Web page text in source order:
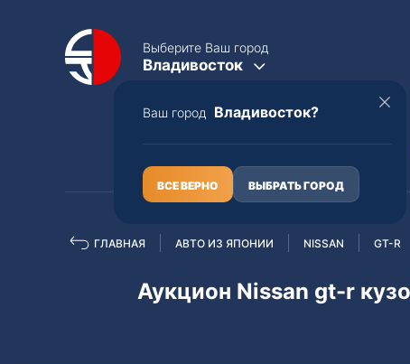
Выберите Ваш город
Владивосток
Ваш город Владивосток?
ВСЕ ВЕРНО ВЫБРАТЬ ГОРОД
Полная пошлина
ГЛАВНАЯ АВТО ИЗ ЯПОНИИ NISSAN GT-R
Аукцион Nissan gt-r